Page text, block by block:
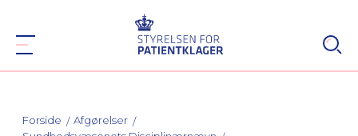
Forside
Afgørelser